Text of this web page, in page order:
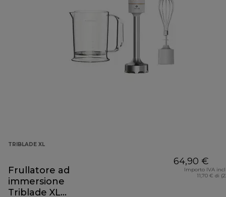
TRIBLADE XL
Frullatore ad
immersione
Triblade XL
64,90 €
Importo IVA
11,70 € di